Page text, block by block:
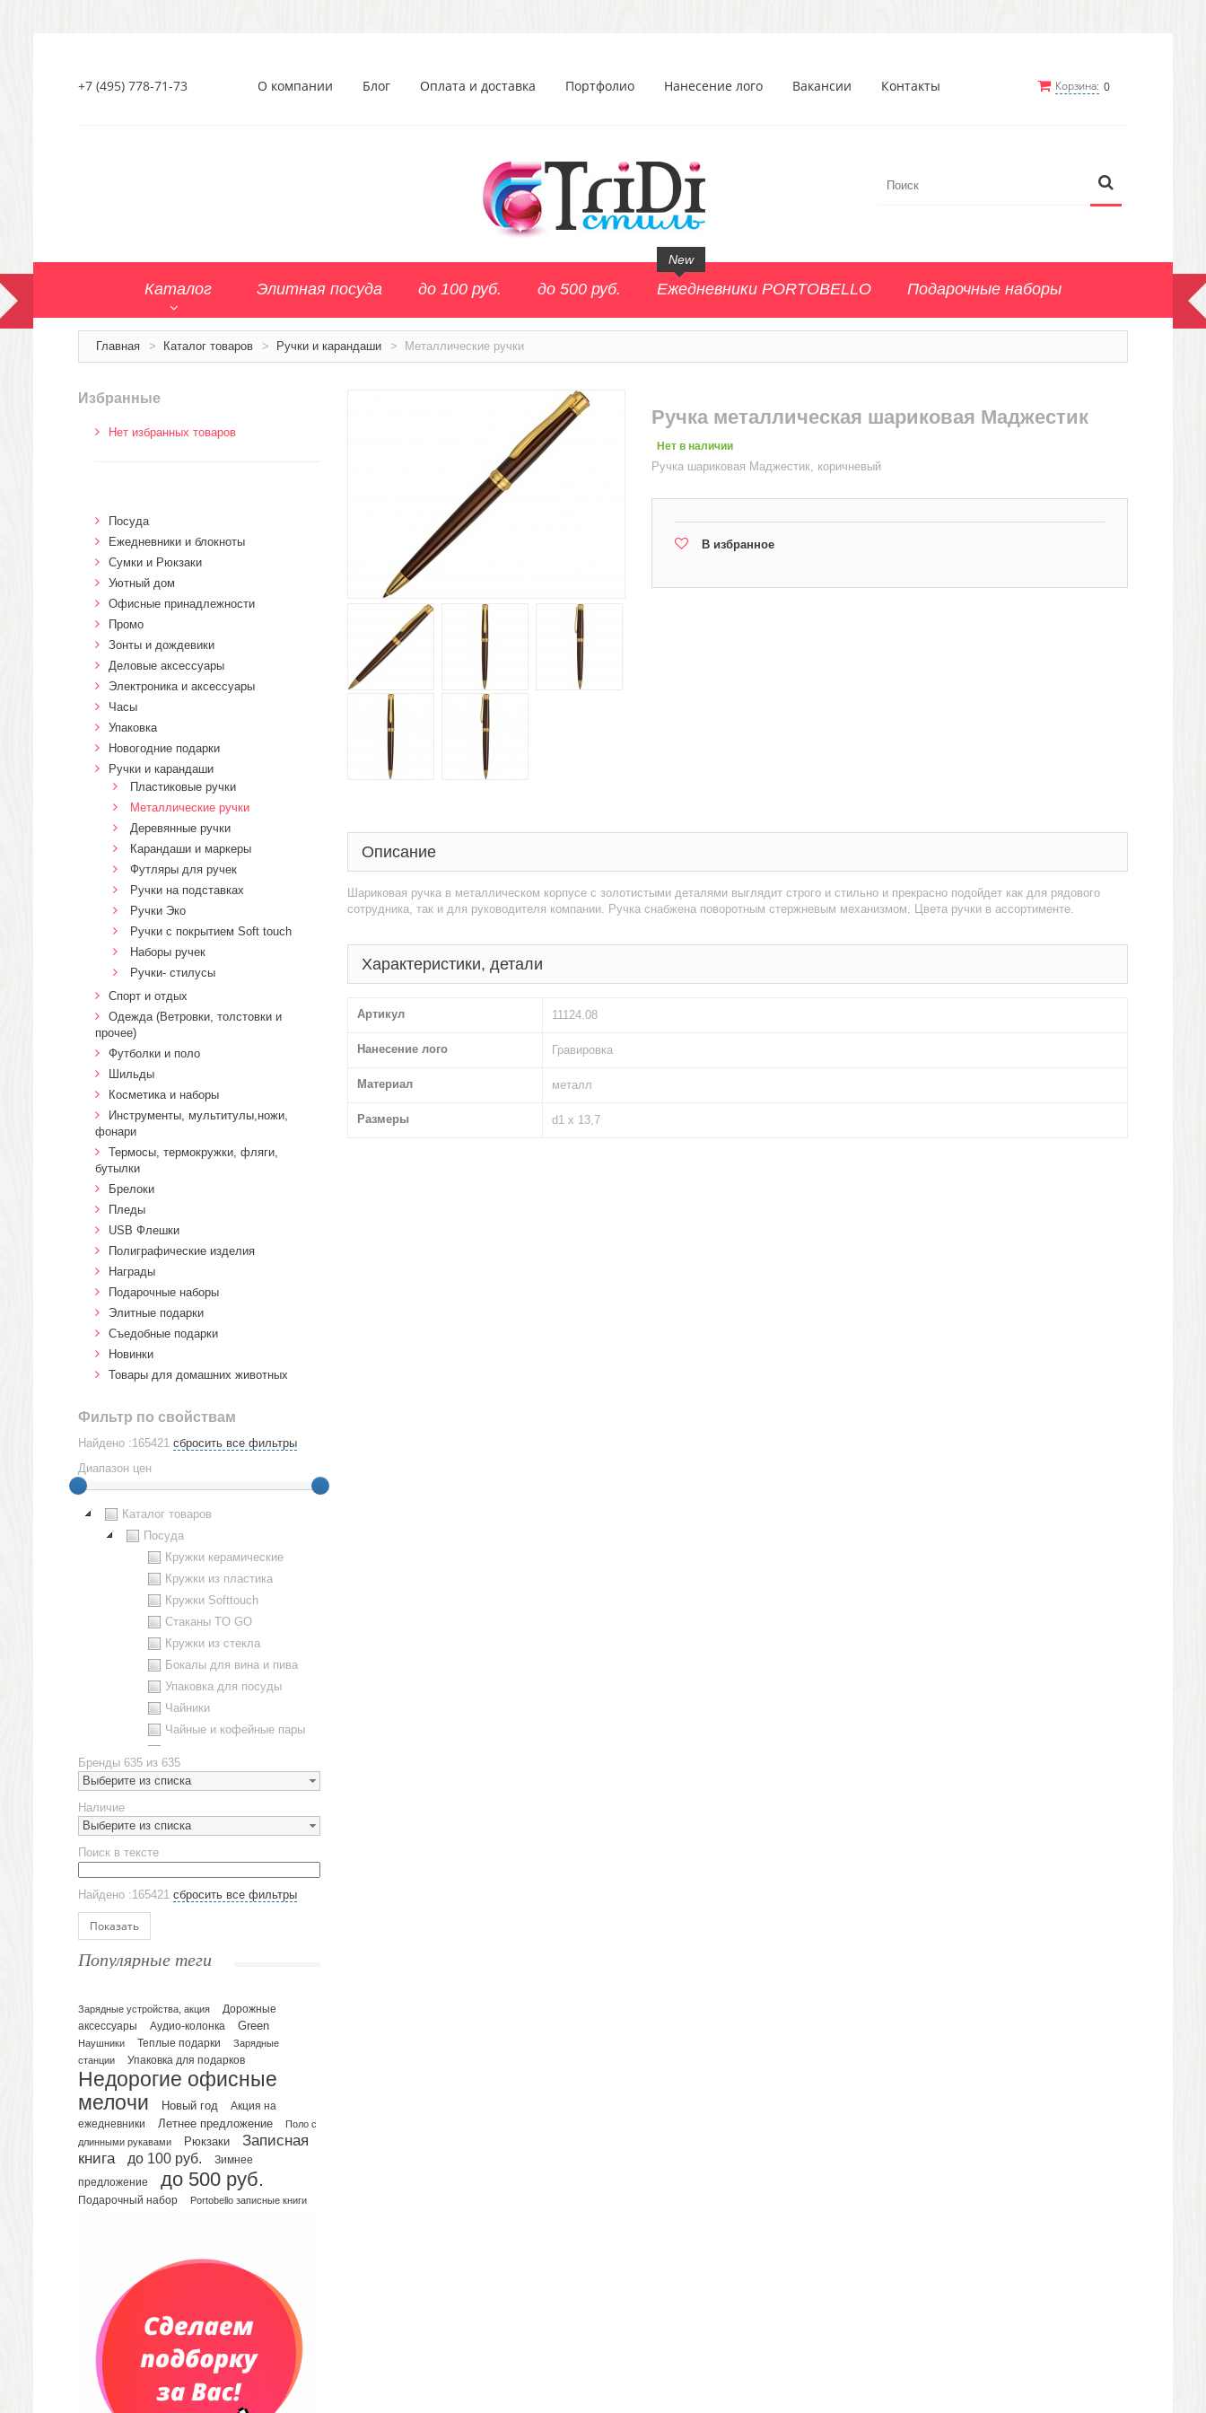
Корзина: 0
+7 (495) 778-71-73 О компании Блог Оплата и доставка Портфолио Нанесение лого Вакансии Контакты
Каталог Элитная посуда до 100 руб. до 500 руб. Ежедневники PORTOBELLO
New
Подарочные наборы
Главная > Каталог товаров > Ручки и карандаши > Металлические ручки
Ручка металлическая шариковая Маджестик
Нет в наличии
Ручка шариковая Маджестик, коричневый
В избранное
Описание
Шариковая ручка в металлическом корпусе с золотистыми деталями выглядит строго и стильно и прекрасно подойдет как для рядового
сотрудника, так и для руководителя компании. Ручка снабжена поворотным стержневым механизмом. Цвета ручки в ассортименте.
Характеристики, детали
Артикул 11124.08
Нанесение лого Гравировка
Материал металл
Размеры d1 х 13,7
Избранные
Нет избранных товаров
Посуда
Ежедневники и блокноты
Сумки и Рюкзаки
Уютный дом
Офисные принадлежности
Промо
Зонты и дождевики
Деловые аксессуары
Электроника и аксессуары
Часы
Упаковка
Новогодние подарки
Ручки и карандаши
Пластиковые ручки
Металлические ручки
Деревянные ручки
Карандаши и маркеры
Футляры для ручек
Ручки на подставках
Ручки Эко
Ручки с покрытием Soft touch
Наборы ручек
Ручки- стилусы
Спорт и отдых
Одежда (Ветровки, толстовки и
прочее)
Футболки и поло
Шильды
Косметика и наборы
Инструменты, мультитулы,ножи,
фонари
Термосы, термокружки, фляги,
бутылки
Брелоки
Пледы
USB Флешки
Полиграфические изделия
Награды
Подарочные наборы
Элитные подарки
Cъедобные подарки
Новинки
Товары для домашних животных
Фильтр по свойствам
Найдено :165421 сбросить все фильтры
Диапазон цен
Каталог товаров
Посуда
Кружки керамические
Кружки из пластика
Кружки Softtouch
Стаканы TO GO
Кружки из стекла
Бокалы для вина и пива
Упаковка для посуды
Чайники
Чайные и кофейные пары
Наборы посуды
Предметы сервировки
Стаканы
Эко кружки
ЕВРОПОСУДА
Аксессуары
Ежедневники и блокноты
Датированные ежедневники
Планинги и телефонные книжки
Планинги датированные
Планинги недатированные
Телефонные книжки
Органайзер на ежедневник
Сумки и Рюкзаки
Сумки для планшетов и ноутбуков
Рюкзаки
Конференц-сумки
Несессеры и косметички
Портфели
Чехлы для планшетов и ноутбуков
Сумка на пояс или шею
Аксессуары
Бренды 635 из 635
Выберите из списка
Наличие
Выберите из списка
Поиск в тексте
Найдено :165421 сбросить все фильтры
Показать
Популярные теги
Зарядные устройства, акция
Дорожные
аксессуары
Аудио-колонка Green
Наушники Теплые подарки
Зарядные
станции
Упаковка для подарков
Недорогие офисные
мелочи
Новый год
Акция на
ежедневники
Летнее предложение
Поло с
длинными рукавами
Рюкзаки
Записная
книга
до 100 руб.
Зимнее
предложение
до 500 руб.
Подарочный набор Portobello записные книги